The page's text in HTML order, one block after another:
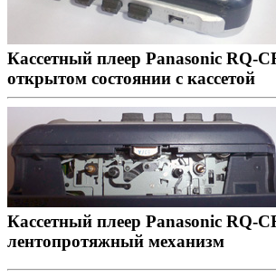
Кассетный плеер Panasonic RQ-
открытом состоянии с кассетой
Кассетный плеер Panasonic RQ-
лентопротяжный механизм